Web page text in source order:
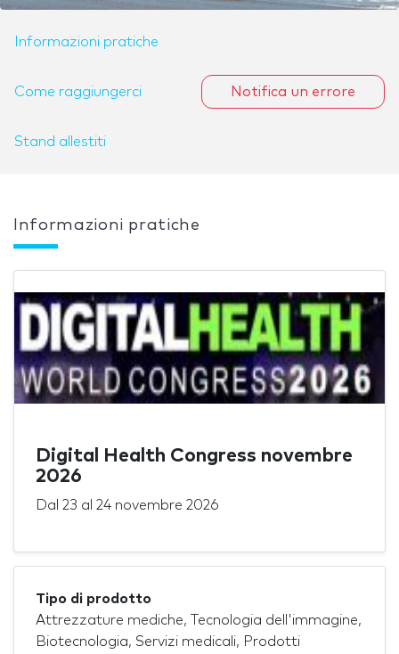
Informazioni pratiche
Come raggiungerci
Stand allestiti
Notifica un errore
Informazioni pratiche
Digital Health Congress novembre
2026
Dal 23 al 24 novembre 2026
Tipo di prodotto
Attrezzature mediche, Tecnologia dell'immagine,
Biotecnologia, Servizi medicali, Prodotti